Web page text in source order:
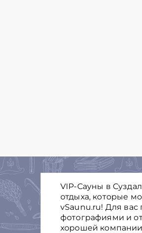
VIP-Сауны в
отдыха, которые
vSaunu.ru! Для
фотографиями и
хорошей